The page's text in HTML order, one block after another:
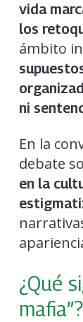
vida
los
ámbito
ni
En la
debate
en la
¿Qué
mafia”?